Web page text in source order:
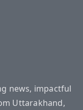
news, impactful
Uttarakhand,